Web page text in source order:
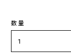
数量